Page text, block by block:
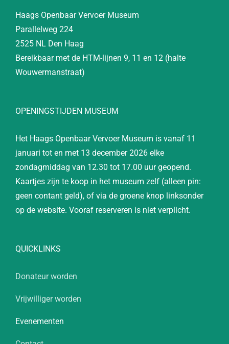
Haags Openbaar Vervoer Museum
Parallelweg 224
2525 NL Den Haag
Bereikbaar met de HTM-lijnen 9, 11 en 12 (halte
Wouwermanstraat)
OPENINGSTIJDEN MUSEUM
Het Haags Openbaar Vervoer Museum is vanaf 11
januari tot en met 13 december 2026 elke
zondagmiddag van 12.30 tot 17.00 uur geopend.
Kaartjes zijn te koop in het museum zelf (alleen pin:
geen contant geld), of via de groene knop linksonder
op de website. Vooraf reserveren is niet verplicht.
QUICKLINKS
Donateur worden
Vrijwilliger worden
Evenementen